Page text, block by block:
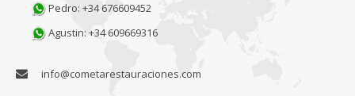
Pedro: +34 676609452
Agustin: +34 609669316
info@cometarestauraciones.com